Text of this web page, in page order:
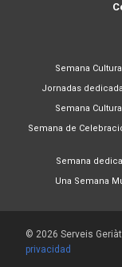
Semana
Jornadas
Semana
Semana de
Semana
Una Semana
© 2026 Serveis
privacidad